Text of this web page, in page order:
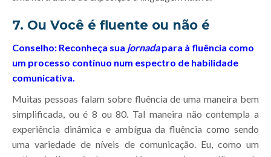
7. Ou Você é fluente ou não é
Conselho: Reconheça sua jornadapara à fluência como
um processo contínuo num espectro de habilidade
comunicativa.
Muitas pessoas falam sobre fluência de uma maneira bem
simplificada, ou é 8 ou 80. Tal maneira não contempla a
experiência dinâmica e ambígua da fluência como sendo
uma variedade de níveis de comunicação. Eu, como um